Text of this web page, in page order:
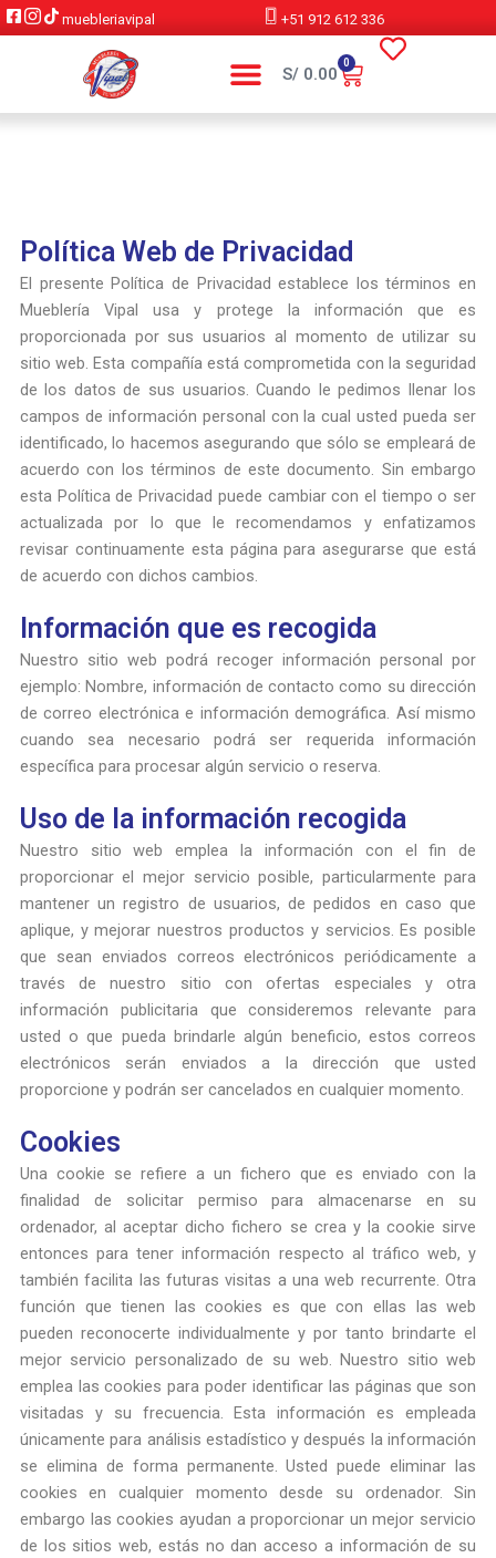
Ir
al
muebleriavipal +51 912 612 336
S/ 0.00
0
Cart
Política Web de Privacidad
El presente Política de Privacidad establece los términos en
Mueblería Vipal usa y protege la información que es
proporcionada por sus usuarios al momento de utilizar su
sitio web. Esta compañía está comprometida con la seguridad
de los datos de sus usuarios. Cuando le pedimos llenar los
campos de información personal con la cual usted pueda ser
identificado, lo hacemos asegurando que sólo se empleará de
acuerdo con los términos de este documento. Sin embargo
esta Política de Privacidad puede cambiar con el tiempo o ser
actualizada por lo que le recomendamos y enfatizamos
revisar continuamente esta página para asegurarse que está
de acuerdo con dichos cambios.
Información que es recogida
Nuestro sitio web podrá recoger información personal por
ejemplo: Nombre, información de contacto como su dirección
de correo electrónica e información demográfica. Así mismo
cuando sea necesario podrá ser requerida información
específica para procesar algún servicio o reserva.
Uso de la información recogida
Nuestro sitio web emplea la información con el fin de
proporcionar el mejor servicio posible, particularmente para
mantener un registro de usuarios, de pedidos en caso que
aplique, y mejorar nuestros productos y servicios. Es posible
que sean enviados correos electrónicos periódicamente a
través de nuestro sitio con ofertas especiales y otra
información publicitaria que consideremos relevante para
usted o que pueda brindarle algún beneficio, estos correos
electrónicos serán enviados a la dirección que usted
proporcione y podrán ser cancelados en cualquier momento.
Cookies
Una cookie se refiere a un fichero que es enviado con la
finalidad de solicitar permiso para almacenarse en su
ordenador, al aceptar dicho fichero se crea y la cookie sirve
entonces para tener información respecto al tráfico web, y
también facilita las futuras visitas a una web recurrente. Otra
función que tienen las cookies es que con ellas las web
pueden reconocerte individualmente y por tanto brindarte el
mejor servicio personalizado de su web. Nuestro sitio web
emplea las cookies para poder identificar las páginas que son
visitadas y su frecuencia. Esta información es empleada
únicamente para análisis estadístico y después la información
se elimina de forma permanente. Usted puede eliminar las
cookies en cualquier momento desde su ordenador. Sin
embargo las cookies ayudan a proporcionar un mejor servicio
de los sitios web, estás no dan acceso a información de su